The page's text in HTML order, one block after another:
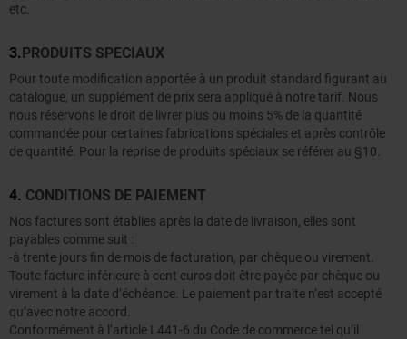
etc.
3. PRODUITS SPECIAUX
Pour toute modification apportée à un produit standard figurant au
catalogue, un supplément de prix sera appliqué à notre tarif. Nous
nous réservons le droit de livrer plus ou moins 5% de la quantité
commandée pour certaines fabrications spéciales et après contrôle
de quantité. Pour la reprise de produits spéciaux se référer au §10.
4. CONDITIONS DE PAIEMENT
Nos factures sont établies après la date de livraison, elles sont
payables comme suit :
-à trente jours fin de mois de facturation, par chèque ou virement.
Toute facture inférieure à cent euros doit être payée par chèque ou
virement à la date d’échéance. Le paiement par traite n’est accepté
qu’avec notre accord.
Conformément à l’article L441-6 du Code de commerce tel qu’il